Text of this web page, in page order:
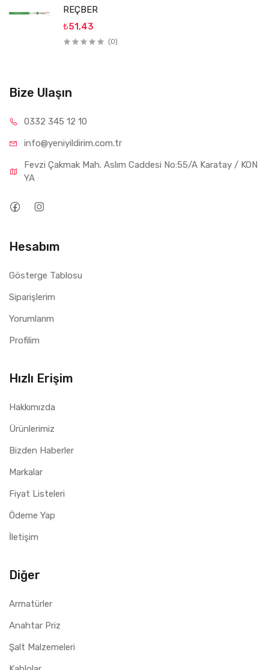
REÇBER
₺51,43
(0)
Bize Ulaşın
0332 345 12 10
info@yeniyildirim.com.tr
Fevzi Çakmak Mah. Aslım Caddesi No:55/A Karatay / KON
YA
Hesabım
Gösterge Tablosu
Siparişlerim
Yorumlarım
Profilim
Hızlı Erişim
Hakkımızda
Ürünlerimiz
Bizden Haberler
Markalar
Fiyat Listeleri
Ödeme Yap
İletişim
Diğer
Armatürler
Anahtar Priz
Şalt Malzemeleri